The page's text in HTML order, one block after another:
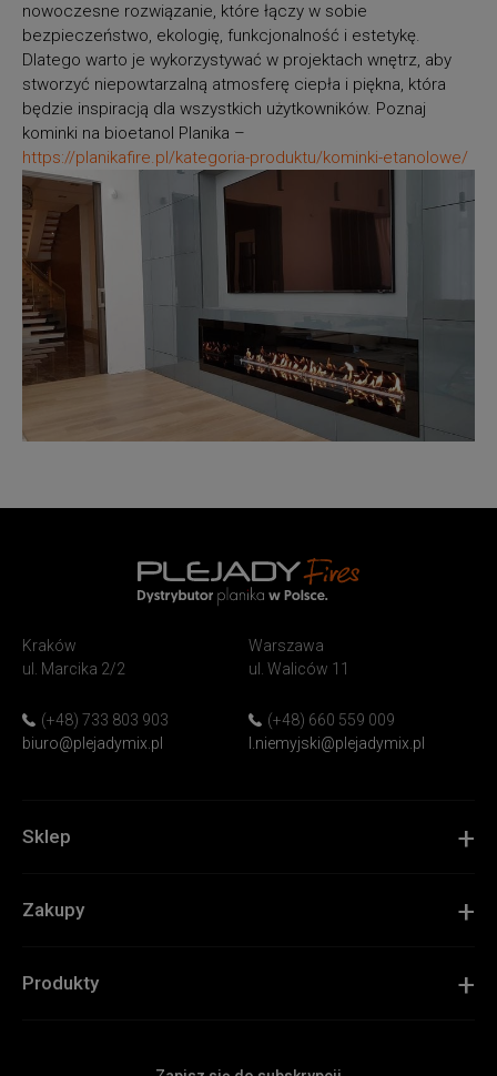
nowoczesne rozwiązanie, które łączy w sobie
bezpieczeństwo, ekologię, funkcjonalność i estetykę.
Dlatego warto je wykorzystywać w projektach wnętrz, aby
stworzyć niepowtarzalną atmosferę ciepła i piękna, która
będzie inspiracją dla wszystkich użytkowników. Poznaj
kominki na bioetanol Planika –
https://planikafire.pl/kategoria-produktu/kominki-etanolowe/
Home
&
Kraków
ul. Marcika 2/2
(+48) 733 803 903
biuro@plejadymix.pl
Warszawa
ul. Waliców 11
(+48) 660 559 009
l.niemyjski@plejadymix.pl
Sklep
Zakupy
Produkty